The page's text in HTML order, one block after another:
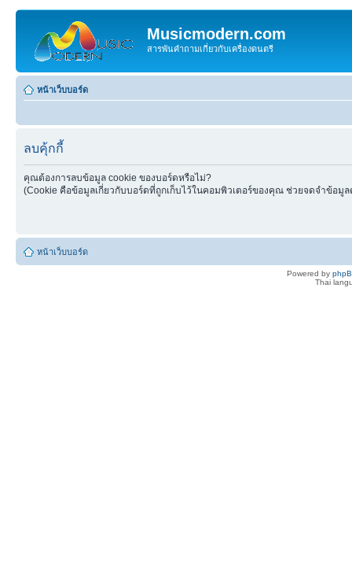
Musicmodern.com
สารพันคำถามเกี่ยวกับเครื่องดนตรี
หน้าเว็บบอร์ด
ลบคุ้กกี้
คุณต้องการลบข้อมูล cookie ของบอร์ดหรือไม่?
(Cookie คือข้อมูลเกี่ยวกับบอร์ดที่ถูกเก็บไว้ในคอมพิวเตอร์ของคุณ ช่วยจดจำข้อมูล
หน้าเว็บบอร์ด
Powered by
Thai